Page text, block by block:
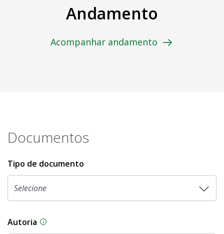
Andamento
Acompanhar andamento
Documentos
Tipo de documento
Autoria As proposições legislativas na CLDF podem